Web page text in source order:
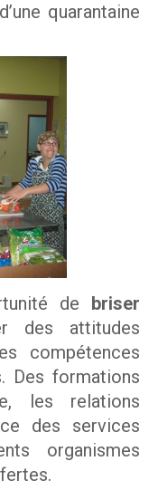
alimentaire
d’une quarantaine
de briser
des attitudes
compétences
Des formations
les relations
des services
organismes